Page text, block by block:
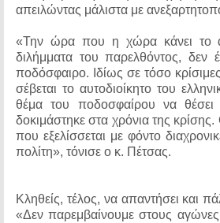
απειλώντας μάλιστα με
«Την ώρα που η χώρα κάνει το
διλήμματα του παρελθόντος, δεν
ποδόσφαιρο. Ιδίως σε τόσο
σέβεται το αυτοδιοίκητο του
θέμα του ποδοσφαίρου να
δοκιμάστηκε στα χρόνια της
που εξελίσσεται με φόντο
πολίτη», τόνισε ο κ. Πέτσας.
Κληθείς, τέλος, να απαντήσει και
«Δεν παρεμβαίνουμε στους